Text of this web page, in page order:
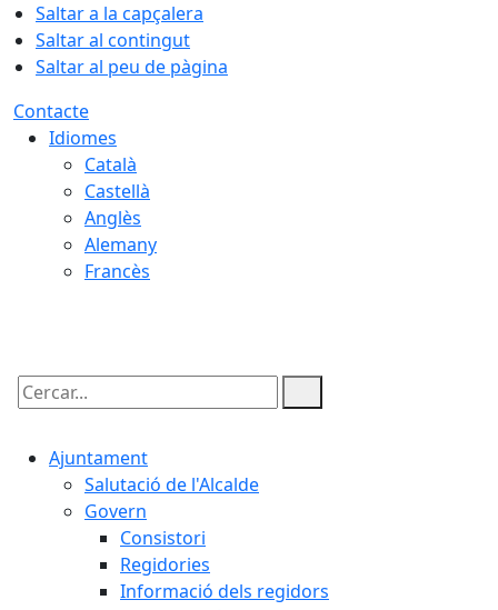
Saltar a la capçalera
Saltar al contingut
Saltar al peu de pàgina
Contacte
Idiomes
Català
Castellà
Anglès
Alemany
Francès
Cercar:
Ajuntament
Salutació de l'Alcalde
Govern
Consistori
Regidories
Informació dels regidors